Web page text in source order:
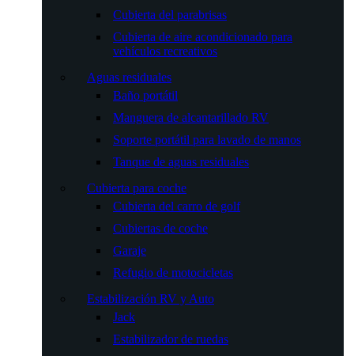
Cubierta del parabrisas
Cubierta de aire acondicionado para
vehículos recreativos
Aguas residuales
Baño portátil
Manguera de alcantarillado RV
Soporte portátil para lavado de manos
Tanque de aguas residuales
Cubierta para coche
Cubierta del carro de golf
Cubiertas de coche
Garaje
Refugio de motocicletas
Estabilización RV y Auto
Jack
Estabilizador de ruedas